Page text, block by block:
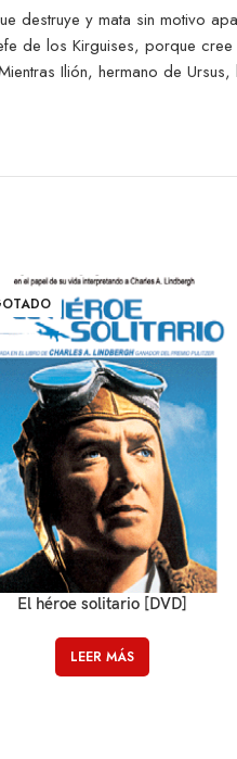
y mata sin motivo
de los Kirguises, porque
Ilión, hermano de
El héroe solitario [DVD]
LEER MÁS